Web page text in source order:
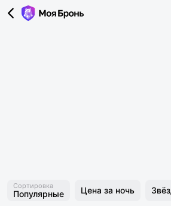
Сортировка
Популярные Цена за ночь